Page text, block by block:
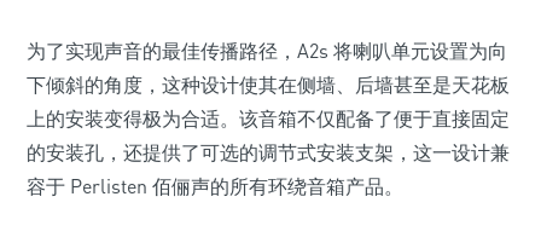
为了实现声音的最佳传播路径，A2s 将喇叭单元设置为向
下倾斜的角度，这种设计使其在侧墙、后墙甚至是天花板
上的安装变得极为合适。该音箱不仅配备了便于直接固定
的安装孔，还提供了可选的调节式安装支架，这一设计兼
容于 Perlisten 佰俪声的所有环绕音箱产品。